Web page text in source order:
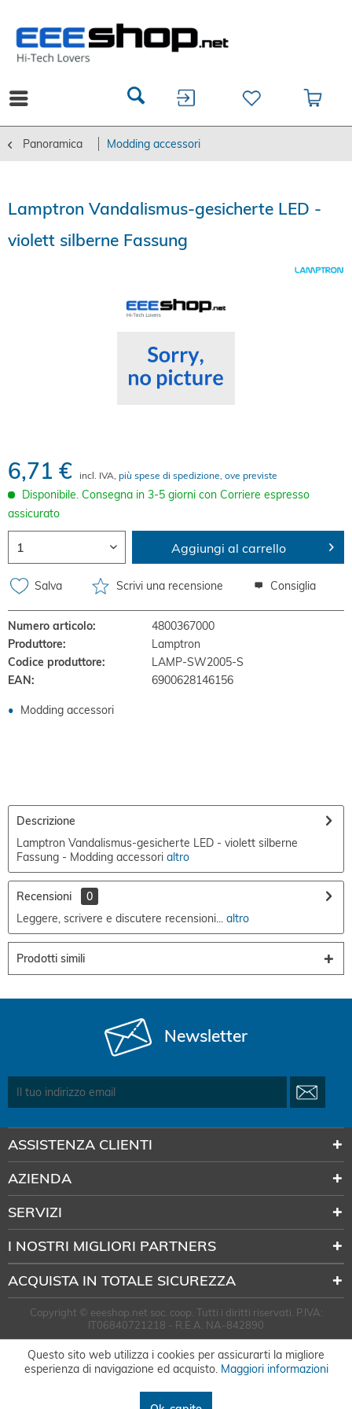
Panoramica Modding accessori
Lamptron Vandalismus-gesicherte LED -
violett silberne Fassung
6,71 € incl. IVA, più spese di spedizione, ove previste
Disponibile. Consegna in 3-5 giorni con Corriere espresso
assicurato
Aggiungi al carrello
Salva Scrivi una recensione Consiglia
Numero articolo:
4800367000
Produttore:
Lamptron
Codice produttore:
LAMP-SW2005-S
EAN:
6900628146156
Modding accessori
Descrizione
Lamptron Vandalismus-gesicherte LED - violett silberne
Fassung - Modding accessori altro
Recensioni
0
Leggere, scrivere e discutere recensioni... altro
Prodotti simili
Newsletter
ASSISTENZA CLIENTI
AZIENDA
SERVIZI
I NOSTRI MIGLIORI PARTNERS
ACQUISTA IN TOTALE SICUREZZA
Copyright © eeeshop.net soc. coop. Tutti i diritti riservati. P.IVA:
IT06840721218 - R.E.A. NA-842890
Questo sito web utilizza i cookies per assicurarti la migliore
esperienza di navigazione ed acquisto. Maggiori informazioni